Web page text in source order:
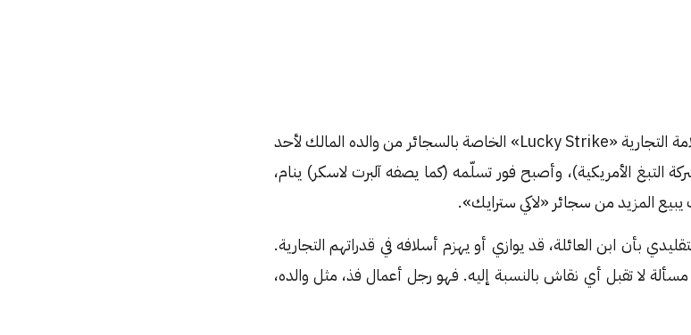
يتسلّم «جورج واشنطن هيل» إدارة العلامة التجارية «Lucky Strike» الخاصة بالسجائر من والده المالك لأحد
التبغ الأمريكية)، وأصبح فور تسلّمه (كما يصفه آلبرت لاسكر) ينام،
المزيد من سجائر «لاكي سترايك».
بأن ابن العائلة، قد يوازي أو يهزم أسلافه في قدراتهم التجارية.
لا تقبل أي نقاش بالنسبة إليه. فهو رجل أعمال فذ، مثل والده،